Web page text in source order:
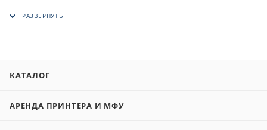
UE32D5000PW/ UE40D5500RW/ PS43D4901W/
КАТАЛОГ
АРЕНДА ПРИНТЕРА И МФУ